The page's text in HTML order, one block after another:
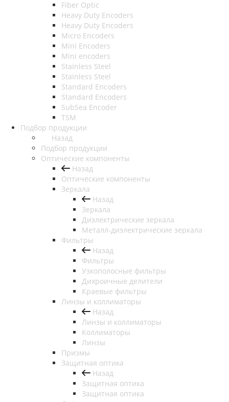
Fiber Optic
Heavy Duty Encoders
Heavy Duty Encoders
Micro Encoders
Mini Encoders
Mini encoders
Stainless Steel
Stainless Steel
Standard Encoders
Standard Encoders
SubSea Encoder
TSM
Подбор продукции
Назад
Подбор продукции
Оптические компоненты
Назад
Оптические компоненты
Зеркала
Назад
Зеркала
Диэлектрические зеркала
Металл-диэлектрические зеркала
Фильтры
Назад
Фильтры
Узкополосные фильтры
Дихроичные делители
Краевые фильтры
Линзы и коллиматоры
Назад
Линзы и коллиматоры
Коллиматоры
Линзы
Призмы
Защитная оптика
Назад
Защитная оптика
Защитная оптика